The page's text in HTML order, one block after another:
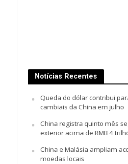
Notícias Recentes
Queda do dólar contribui
cambiais da China em julho
China registra quinto mês
exterior acima de RMB 4
China e Malásia ampliam
moedas locais